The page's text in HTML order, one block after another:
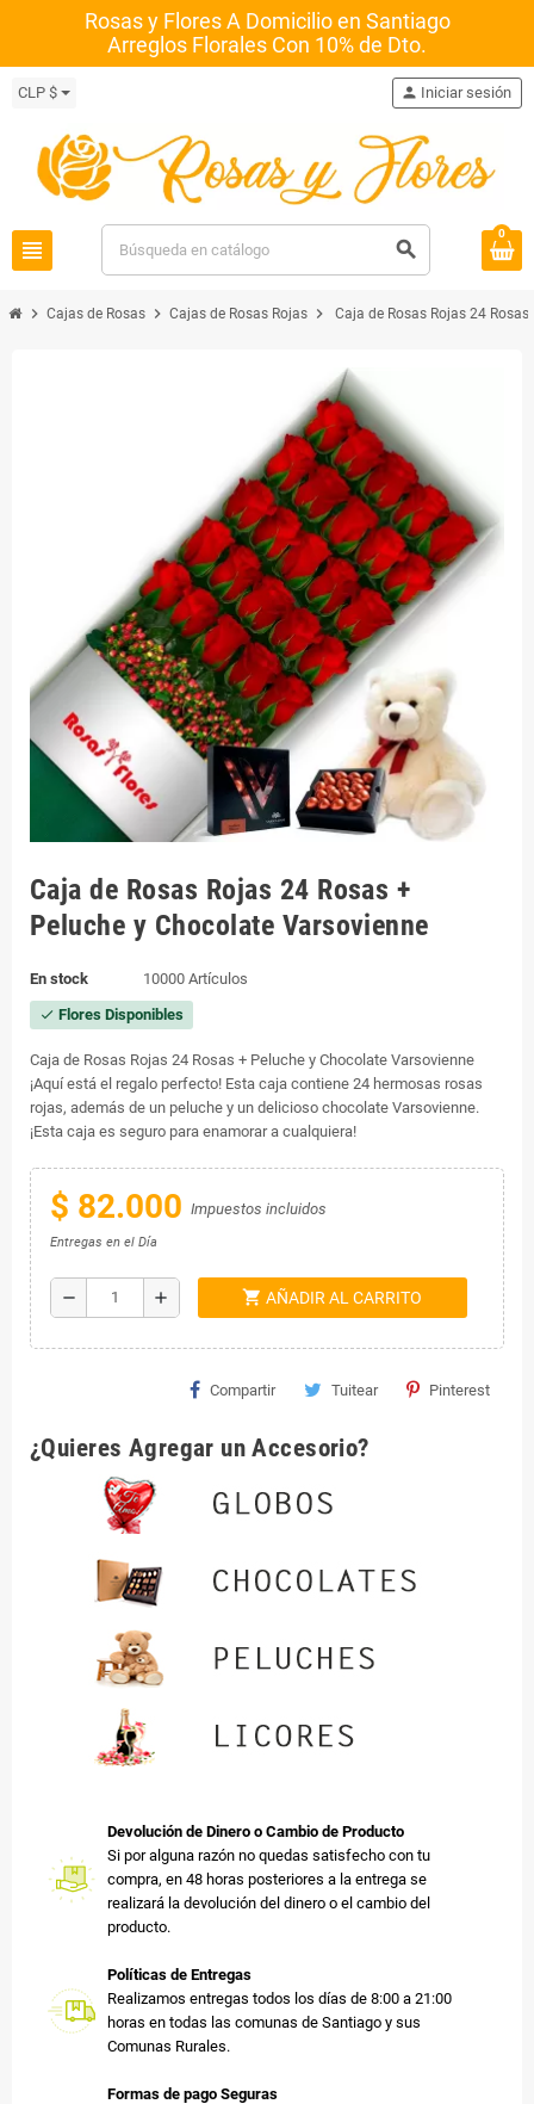
Rosas y Flores A Domicilio en Santiago
Arreglos Florales Con 10% de Dto.
CLP $
view_headline search
person Iniciar sesión
0
chevron_right Cajas de Rosas chevron_right Cajas de Rosas Rojas chevron_right Caja de Rosas Rojas 24
Caja de Rosas Rojas 24 Rosas +
Peluche y Chocolate Varsovienne
En stock 10000 Artículos
check Flores Disponibles
Caja de Rosas Rojas 24 Rosas + Peluche y Chocolate Varsovienne
¡Aquí está el regalo perfecto! Esta caja contiene 24 hermosas rosas
rojas, además de un peluche y un delicioso chocolate Varsovienne.
¡Esta caja es seguro para enamorar a cualquiera!
$ 82.000 Impuestos incluidos
Entregas en el Día
remove add shopping_cart AÑADIR AL CARRITO
Compartir Tuitear Pinterest
¿Quieres Agregar un Accesorio?
Devolución de Dinero o Cambio de Producto
Si por alguna razón no quedas satisfecho con tu
compra, en 48 horas posteriores a la entrega se
realizará la devolución del dinero o el cambio del
producto.
Políticas de Entregas
Realizamos entregas todos los días de 8:00 a 21:00
horas en todas las comunas de Santiago y sus
Comunas Rurales.
Formas de pago Seguras